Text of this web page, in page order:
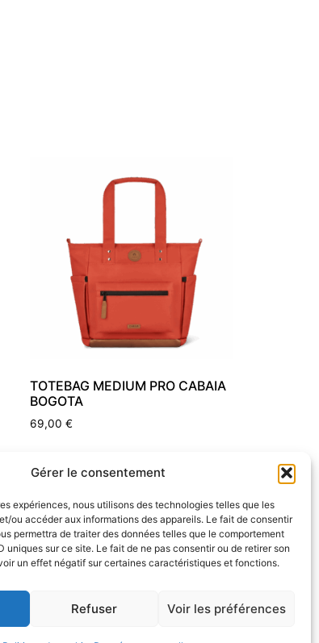
Gérer le consentement
expériences, nous utilisons des technologies telles que les
ou accéder aux informations des appareils. Le fait de consentir
permettra de traiter des données telles que le comportement
uniques sur ce site. Le fait de ne pas consentir ou de retirer son
un effet négatif sur certaines caractéristiques et fonctions.
Refuser Voir les préférences
TOTEBAG MEDIUM PRO CABAIA
BOGOTA
69,00€